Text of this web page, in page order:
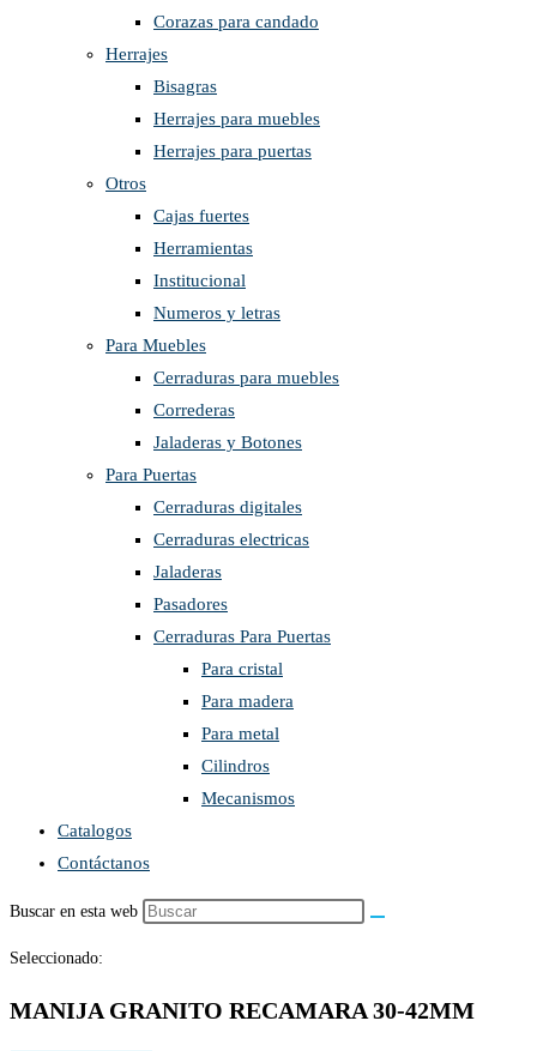
Corazas para candado
Herrajes
Bisagras
Herrajes para muebles
Herrajes para puertas
Otros
Cajas fuertes
Herramientas
Institucional
Numeros y letras
Para Muebles
Cerraduras para muebles
Correderas
Jaladeras y Botones
Para Puertas
Cerraduras digitales
Cerraduras electricas
Jaladeras
Pasadores
Cerraduras Para Puertas
Para cristal
Para madera
Para metal
Cilindros
Mecanismos
Catalogos
Contáctanos
Buscar en esta web
Seleccionado:
MANIJA GRANITO RECAMARA 30-42MM